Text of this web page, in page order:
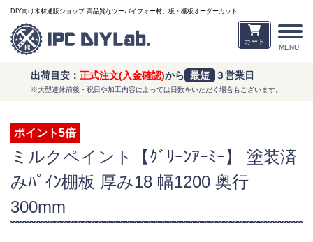
MENU
DIY向け木材通販ショップ 高品質なツーバイフォー材、板・棚板オーダーカット
カート
出荷目安： 正式注文(入金確認)から 最短 ３営業日
※大型連休前後・祝日や加工内容によっては日数をいただく場合もございます。
ポイント5倍
ミルクペイント【ｸﾞﾘｰﾝｱｰﾐｰ】 塗装済
みﾊﾟｲﾝ棚板 厚み18 幅1200 奥行
300mm